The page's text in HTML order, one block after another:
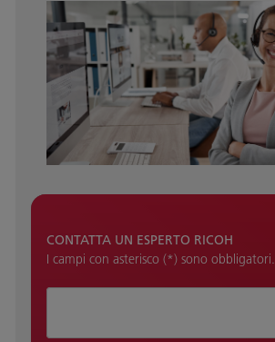
CONTATTA UN ESPERTO RICOH
I campi con asterisco (*) sono obbligatori.